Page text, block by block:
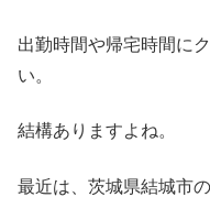
出勤時間や帰宅時間に
い。
結構ありますよね。
最近は、茨城県結城市